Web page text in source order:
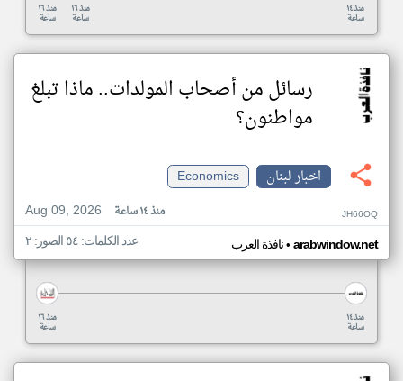
منذ ١٦
ساعة
منذ ١٦
ساعة
منذ ١٤
ساعة
رسائل من أصحاب المولدات.. ماذا تبلغ
مواطنون؟
اخبار لبنان
Economics
Aug 09, 2026
منذ ١٤ ساعة JH66OQ
نافذة العرب• arabwindow.net عدد الكلمات: ٥٤ الصور: ٢
منذ ١٦
ساعة
منذ ١٤
ساعة